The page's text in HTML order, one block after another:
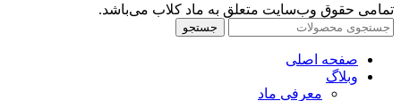
تمامی حقوق وب‌سایت متعلق به ماد کلاب می‌باشد.
جستجو
صفحه اصلی
وبلاگ
معرفی ماد